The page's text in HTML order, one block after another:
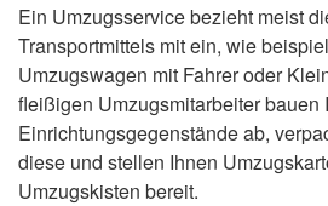
Ein Umzugsservice bezieht meist
Transportmittels mit ein, wie
Umzugswagen mit Fahrer oder
fleißigen Umzugsmitarbeiter bauen
Einrichtungsgegenstände ab,
diese und stellen Ihnen
Umzugskisten bereit.